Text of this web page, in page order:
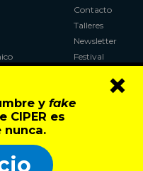
y fake
CIPER es
nunca.
×
Contacto
Talleres
Newsletter
Festival